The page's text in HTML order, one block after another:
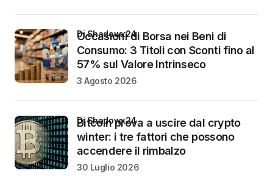
Occasioni di Borsa nei Beni di
Consumo: 3 Titoli con Sconti fino al
57% sul Valore Intrinseco
di Shadowx24
3 Agosto 2026
Bitcoin prova a uscire dal crypto
winter: i tre fattori che possono
accendere il rimbalzo
di Shadowx24
30 Luglio 2026